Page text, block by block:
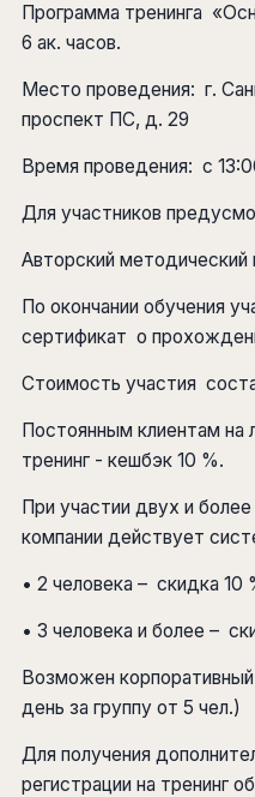
Программа тренинга
6 ак. часов.
Место проведения: г.
проспект ПС, д. 29
Время проведения: с
Для участников
Авторский методический
По окончании обучения
сертификат о
Стоимость участия
Постоянным клиентам
тренинг - кешбэк 10 %.
При участии двух и
компании действует
• 2 человека – скидка 10
• 3 человека и более –
Возможен
день за группу от 5 чел.)
Для получения
регистрации на тренинг